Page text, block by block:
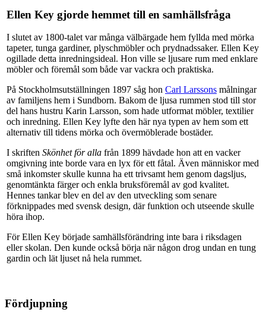
Ellen Key gjorde hemmet till en samhällsfråga
I slutet av 1800-talet var många välbärgade hem fyllda med mörka
tapeter, tunga gardiner, plyschmöbler och prydnadssaker. Ellen Key
ogillade detta inredningsideal. Hon ville se ljusare rum med enklare
möbler och föremål som både var vackra och praktiska.
På Stockholmsutställningen 1897 såg hon Carl Larssons målningar
av familjens hem i Sundborn. Bakom de ljusa rummen stod till stor
del hans hustru Karin Larsson, som hade utformat möbler, textilier
och inredning. Ellen Key lyfte den här nya typen av hem som ett
alternativ till tidens mörka och övermöblerade bostäder.
I skriften Skönhet för alla från 1899 hävdade hon att en vacker
omgivning inte borde vara en lyx för ett fåtal. Även människor med
små inkomster skulle kunna ha ett trivsamt hem genom dagsljus,
genomtänkta färger och enkla bruksföremål av god kvalitet.
Hennes tankar blev en del av den utveckling som senare
förknippades med svensk design, där funktion och utseende skulle
höra ihop.
För Ellen Key började samhällsförändring inte bara i riksdagen
eller skolan. Den kunde också börja när någon drog undan en tung
gardin och lät ljuset nå hela rummet.
Fördjupning